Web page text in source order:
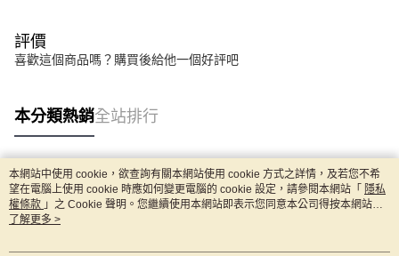
評價
喜歡這個商品嗎？購買後給他一個好評吧
本分類熱銷全站排行
熱門標籤
本網站中使用 cookie，欲查詢有關本網站使用 cookie 方式之詳情，及若您不希
望在電腦上使用 cookie 時應如何變更電腦的 cookie 設定，請參閱本網站「 隱私
權條款 」之 Cookie 聲明。您繼續使用本網站即表示您同意本公司得按本網站使
用條款之 Cookie 聲明使用 cookie。
了解更多 >